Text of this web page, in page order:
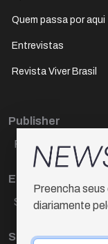
Quem passa por aqui
Entrevistas
Revista Viver Brasil
Publisher
Paulo Cesar de
Editora Chefe
Sueli Cotta
Sub-editora
Preencha
diariamente